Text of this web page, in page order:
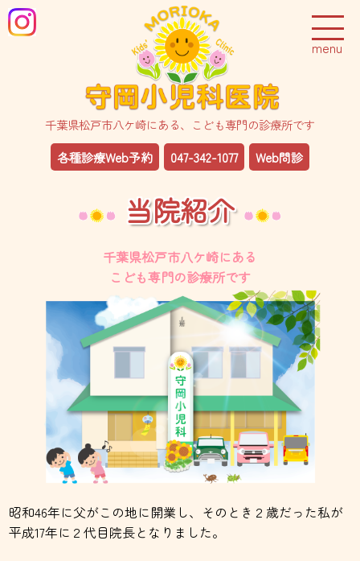
千葉県松戸市八ケ崎にある、こども専門の診療所です
各種診療Web予約 047-342-1077 Web問診
当院紹介
千葉県松戸市八ケ崎にある
こども専門の診療所です
昭和46年に父がこの地に開業し、そのとき２歳だった私が
平成17年に２代目院長となりました。